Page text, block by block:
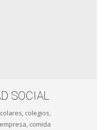
SOCIAL
, colegios,
, comida